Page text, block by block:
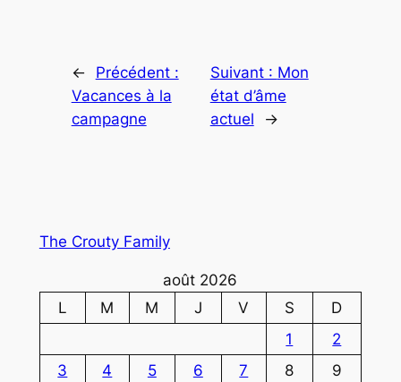
←
Précédent :
Vacances à la
campagne
Suivant : Mon
état d’âme
actuel
→
The Crouty Family
août 2026
L
M M J V S
D
1
2
3
4 5 6 7 8
9